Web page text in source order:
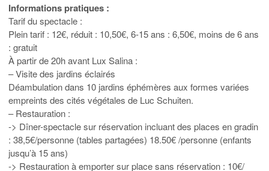
Informations pratiques :
Tarif du spectacle :
Plein tarif : 12€, réduit : 10,50€, 6-15 ans : 6,50€, moins de 6 ans
: gratuit
À partir de 20h avant Lux Salina :
– Visite des jardins éclairés
Déambulation dans 10 jardins éphémères aux formes variées
empreints des cités végétales de Luc Schuiten.
– Restauration :
-> Dîner-spectacle sur réservation incluant des places en gradin
: 38,5€/personne (tables partagées) 18.50€ /personne (enfants
jusqu’à 15 ans)
-> Restauration à emporter sur place sans réservation : 10€/